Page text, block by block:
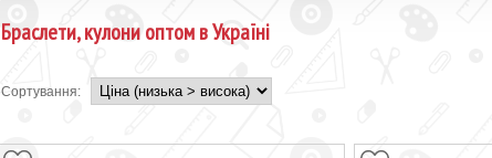
Браслети, кулони оптом в Україні
Сортування: